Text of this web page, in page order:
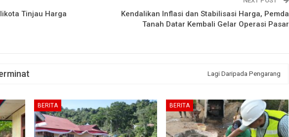
Tinjau Harga
Kendalikan Inflasi dan Stabilisasi Harga, Pemda
Tanah Datar Kembali Gelar Operasi Pasar
Lagi Daripada Pengarang
BERITA BERITA